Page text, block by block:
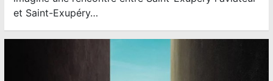
et Saint-Exupéry…